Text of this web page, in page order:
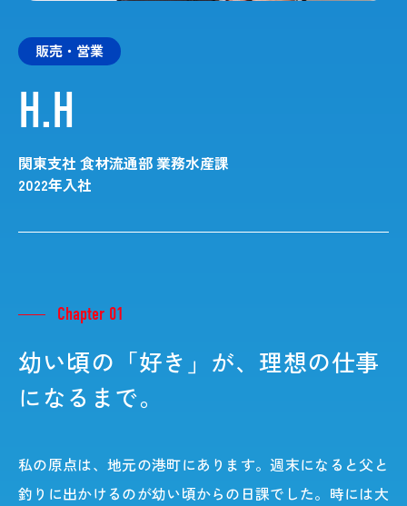
販売・営業
H.H
関東支社 食材流通部 業務水産課
2022年入社
Chapter 01
幼い頃の「好き」が、理想の仕事
になるまで。
私の原点は、地元の港町にあります。週末になると父と
釣りに出かけるのが幼い頃からの日課でした。時には大